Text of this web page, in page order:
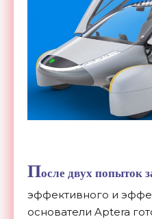
После двух попыток
эффективного и
основатели Aptera